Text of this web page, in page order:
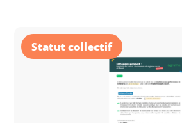
Statut collectif